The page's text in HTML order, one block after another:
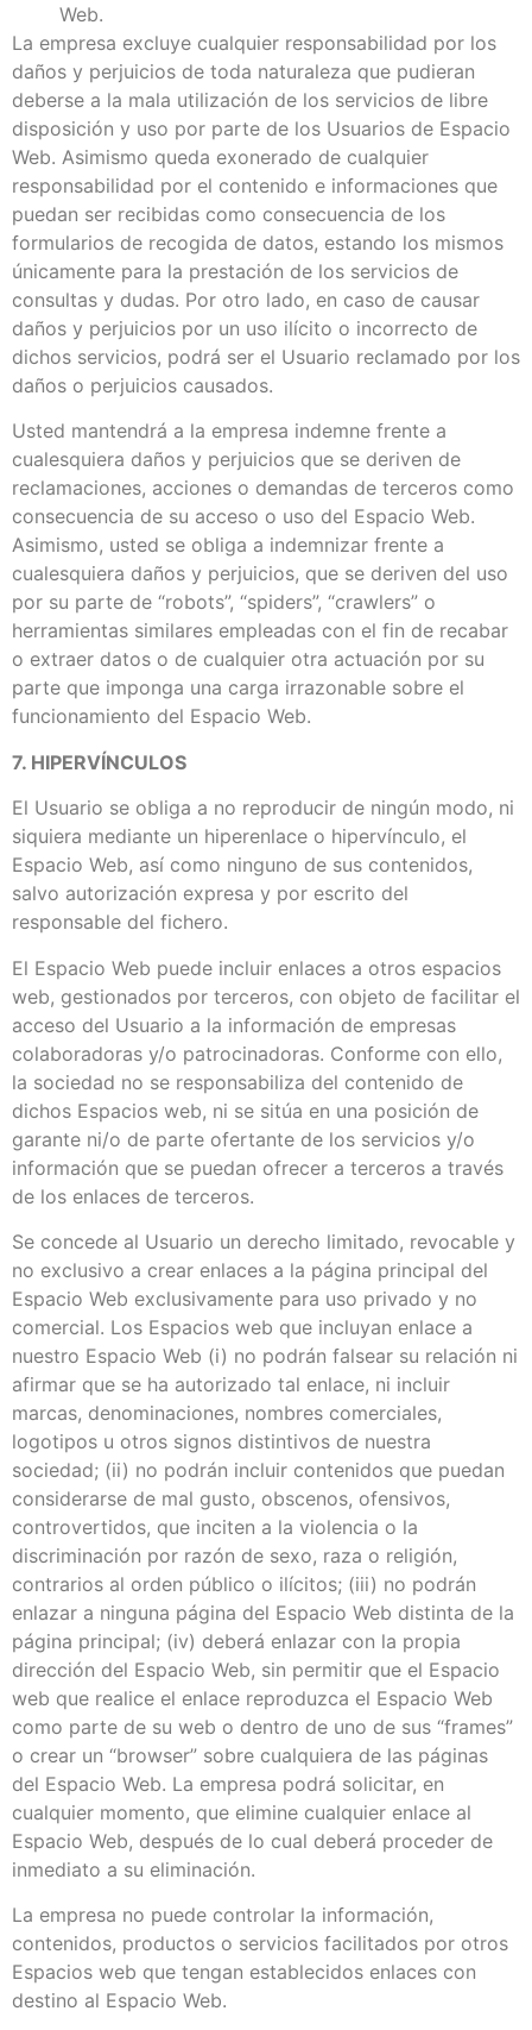
Web.
La empresa excluye cualquier responsabilidad por los
daños y perjuicios de toda naturaleza que pudieran
deberse a la mala utilización de los servicios de libre
disposición y uso por parte de los Usuarios de Espacio
Web. Asimismo queda exonerado de cualquier
responsabilidad por el contenido e informaciones que
puedan ser recibidas como consecuencia de los
formularios de recogida de datos, estando los mismos
únicamente para la prestación de los servicios de
consultas y dudas. Por otro lado, en caso de causar
daños y perjuicios por un uso ilícito o incorrecto de
dichos servicios, podrá ser el Usuario reclamado por los
daños o perjuicios causados.
Usted mantendrá a la empresa indemne frente a
cualesquiera daños y perjuicios que se deriven de
reclamaciones, acciones o demandas de terceros como
consecuencia de su acceso o uso del Espacio Web.
Asimismo, usted se obliga a indemnizar frente a
cualesquiera daños y perjuicios, que se deriven del uso
por su parte de “robots”, “spiders”, “crawlers” o
herramientas similares empleadas con el fin de recabar
o extraer datos o de cualquier otra actuación por su
parte que imponga una carga irrazonable sobre el
funcionamiento del Espacio Web.
7. HIPERVÍNCULOS
El Usuario se obliga a no reproducir de ningún modo, ni
siquiera mediante un hiperenlace o hipervínculo, el
Espacio Web, así como ninguno de sus contenidos,
salvo autorización expresa y por escrito del
responsable del fichero.
El Espacio Web puede incluir enlaces a otros espacios
web, gestionados por terceros, con objeto de facilitar el
acceso del Usuario a la información de empresas
colaboradoras y/o patrocinadoras. Conforme con ello,
la sociedad no se responsabiliza del contenido de
dichos Espacios web, ni se sitúa en una posición de
garante ni/o de parte ofertante de los servicios y/o
información que se puedan ofrecer a terceros a través
de los enlaces de terceros.
Se concede al Usuario un derecho limitado, revocable y
no exclusivo a crear enlaces a la página principal del
Espacio Web exclusivamente para uso privado y no
comercial. Los Espacios web que incluyan enlace a
nuestro Espacio Web (i) no podrán falsear su relación ni
afirmar que se ha autorizado tal enlace, ni incluir
marcas, denominaciones, nombres comerciales,
logotipos u otros signos distintivos de nuestra
sociedad; (ii) no podrán incluir contenidos que puedan
considerarse de mal gusto, obscenos, ofensivos,
controvertidos, que inciten a la violencia o la
discriminación por razón de sexo, raza o religión,
contrarios al orden público o ilícitos; (iii) no podrán
enlazar a ninguna página del Espacio Web distinta de la
página principal; (iv) deberá enlazar con la propia
dirección del Espacio Web, sin permitir que el Espacio
web que realice el enlace reproduzca el Espacio Web
como parte de su web o dentro de uno de sus “frames”
o crear un “browser” sobre cualquiera de las páginas
del Espacio Web. La empresa podrá solicitar, en
cualquier momento, que elimine cualquier enlace al
Espacio Web, después de lo cual deberá proceder de
inmediato a su eliminación.
La empresa no puede controlar la información,
contenidos, productos o servicios facilitados por otros
Espacios web que tengan establecidos enlaces con
destino al Espacio Web.